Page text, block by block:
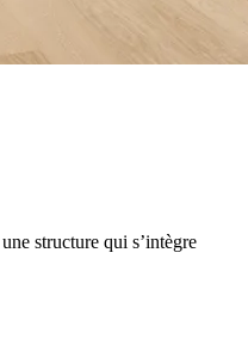
structure qui s’intègre